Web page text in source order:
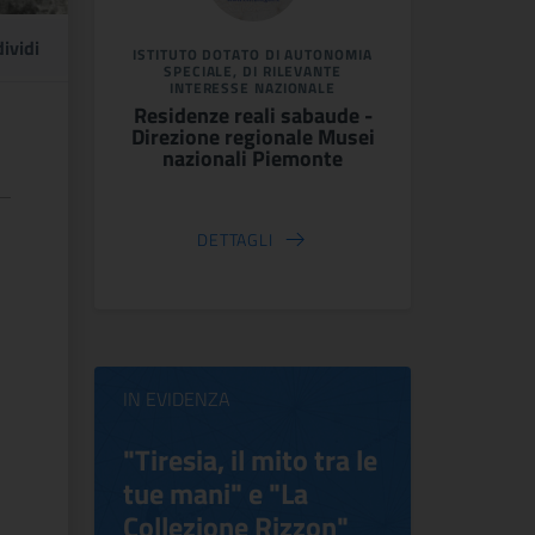
ISTITUTO DOTATO DI AUTONOMIA
SPECIALE, DI RILEVANTE
INTERESSE NAZIONALE
Residenze reali sabaude -
Direzione regionale Musei
nazionali Piemonte
DETTAGLI
IN EVIDENZA
"Tiresia, il mito tra le
tue mani" e "La